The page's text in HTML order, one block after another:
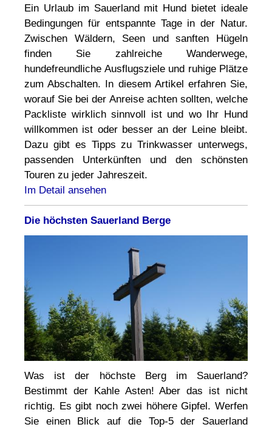
Ein Urlaub im Sauerland mit Hund bietet ideale
Bedingungen für entspannte Tage in der Natur.
Zwischen Wäldern, Seen und sanften Hügeln
finden Sie zahlreiche Wanderwege,
hundefreundliche Ausflugsziele und ruhige Plätze
zum Abschalten. In diesem Artikel erfahren Sie,
worauf Sie bei der Anreise achten sollten, welche
Packliste wirklich sinnvoll ist und wo Ihr Hund
willkommen ist oder besser an der Leine bleibt.
Dazu gibt es Tipps zu Trinkwasser unterwegs,
passenden Unterkünften und den schönsten
Touren zu jeder Jahreszeit.
Im Detail ansehen
Die höchsten Sauerland Berge
Was ist der höchste Berg im Sauerland?
Bestimmt der Kahle Asten! Aber das ist nicht
richtig. Es gibt noch zwei höhere Gipfel. Werfen
Sie einen Blick auf die Top-5 der Sauerland